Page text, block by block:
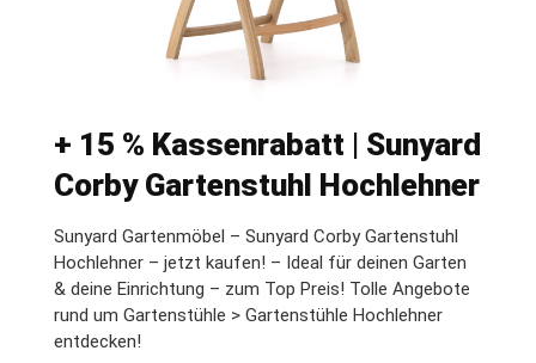
+ 15 % Kassenrabatt | Sunyard
Corby Gartenstuhl Hochlehner
Sunyard Gartenmöbel – Sunyard Corby Gartenstuhl
Hochlehner – jetzt kaufen! – Ideal für deinen Garten
& deine Einrichtung – zum Top Preis! Tolle Angebote
rund um Gartenstühle > Gartenstühle Hochlehner
entdecken!